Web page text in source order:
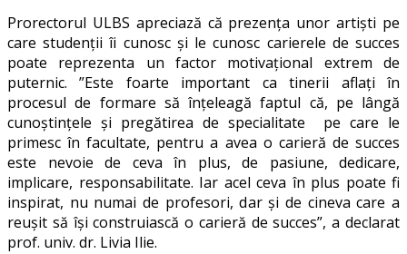
Prorectorul ULBS apreciază că prezența unor artiști pe
care studenții îi cunosc și le cunosc carierele de succes
poate reprezenta un factor motivațional extrem de
puternic. ”Este foarte important ca tinerii aflați în
procesul de formare să înțeleagă faptul că, pe lângă
cunoștințele și pregătirea de specialitate pe care le
primesc în facultate, pentru a avea o carieră de succes
este nevoie de ceva în plus, de pasiune, dedicare,
implicare, responsabilitate. Iar acel ceva în plus poate fi
inspirat, nu numai de profesori, dar și de cineva care a
reușit să își construiască o carieră de succes”, a declarat
prof. univ. dr. Livia Ilie.